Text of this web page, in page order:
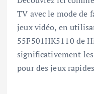
TV avec le mode de
jeux vidéo, en
55F501HK5110 de
significativement
pour des jeux